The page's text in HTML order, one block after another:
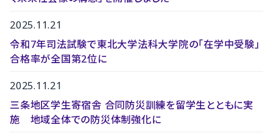
2025.11.21
令和7年司法試験で東北大学法科大学院の「在学中受験」
合格率が全国第2位に
2025.11.21
三条地区学生寄宿舎 合同防災訓練を留学生とともに実
施 地域全体での防災体制強化に